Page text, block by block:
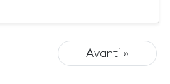
Avanti »